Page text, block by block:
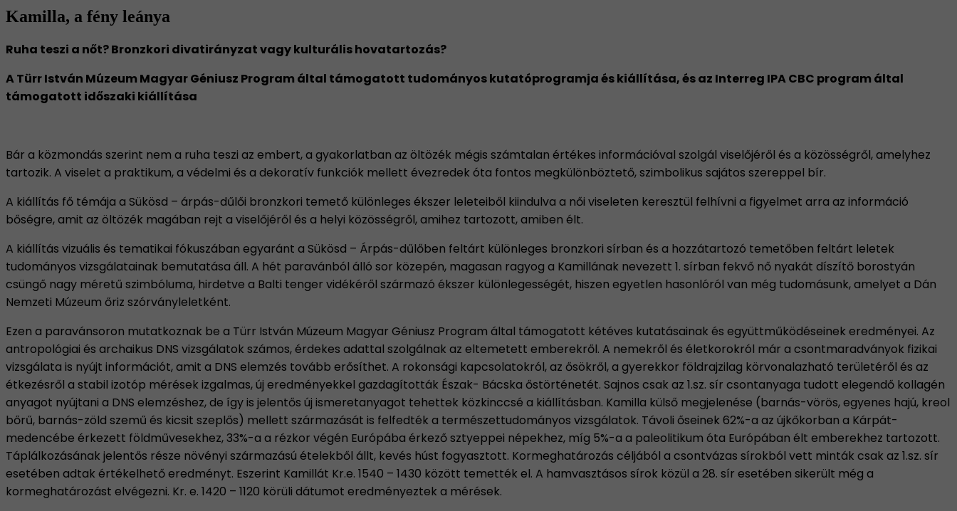
Kamilla, a fény leánya
Ruha teszi a nőt? Bronzkori divatirányzat vagy kulturális hovatartozás?
A Türr István Múzeum Magyar Géniusz Program által támogatott tudományos kutatóprogramja és kiállítása, és az Interreg IPA CBC program által
támogatott időszaki kiállítása
Bár a közmondás szerint nem a ruha teszi az embert, a gyakorlatban az öltözék mégis számtalan értékes információval szolgál viselőjéről és a közösségről, amelyhez
tartozik. A viselet a praktikum, a védelmi és a dekoratív funkciók mellett évezredek óta fontos megkülönböztető, szimbolikus sajátos szereppel bír.
A kiállítás fő témája a Sükösd – árpás-dűlői bronzkori temető különleges ékszer leleteiből kiindulva a női viseleten keresztül felhívni a figyelmet arra az információ
bőségre, amit az öltözék magában rejt a viselőjéről és a helyi közösségről, amihez tartozott, amiben élt.
A kiállítás vizuális és tematikai fókuszában egyaránt a Sükösd – Árpás-dűlőben feltárt különleges bronzkori sírban és a hozzátartozó temetőben feltárt leletek
tudományos vizsgálatainak bemutatása áll. A hét paravánból álló sor közepén, magasan ragyog a Kamillának nevezett 1. sírban fekvő nő nyakát díszítő borostyán
csüngő nagy méretű szimbóluma, hirdetve a Balti tenger vidékéről származó ékszer különlegességét, hiszen egyetlen hasonlóról van még tudomásunk, amelyet a Dán
Nemzeti Múzeum őriz szórványleletként.
Ezen a paravánsoron mutatkoznak be a Türr István Múzeum Magyar Géniusz Program által támogatott kétéves kutatásainak és együttműködéseinek eredményei. Az
antropológiai és archaikus DNS vizsgálatok számos, érdekes adattal szolgálnak az eltemetett emberekről. A nemekről és életkorokról már a csontmaradványok fizikai
vizsgálata is nyújt információt, amit a DNS elemzés tovább erősíthet. A rokonsági kapcsolatokról, az ősökről, a gyerekkor földrajzilag körvonalazható területéről és az
étkezésről a stabil izotóp mérések izgalmas, új eredményekkel gazdagították Észak- Bácska őstörténetét. Sajnos csak az 1.sz. sír csontanyaga tudott elegendő kollagén
anyagot nyújtani a DNS elemzéshez, de így is jelentős új ismeretanyagot tehettek közkinccsé a kiállításban. Kamilla külső megjelenése (barnás-vörös, egyenes hajú, kreol
bőrű, barnás-zöld szemű és kicsit szeplős) mellett származását is felfedték a természettudományos vizsgálatok. Távoli őseinek 62%-a az újkőkorban a Kárpát-
medencébe érkezett földművesekhez, 33%-a a rézkor végén Európába érkező sztyeppei népekhez, míg 5%-a a paleolitikum óta Európában élt emberekhez tartozott.
Táplálkozásának jelentős része növényi származású ételekből állt, kevés húst fogyasztott. Kormeghatározás céljából a csontvázas sírokból vett minták csak az 1.sz. sír
esetében adtak értékelhető eredményt. Eszerint Kamillát Kr.e. 1540 – 1430 között temették el. A hamvasztásos sírok közül a 28. sír esetében sikerült még a
kormeghatározást elvégezni. Kr. e. 1420 – 1120 körüli dátumot eredményeztek a mérések.